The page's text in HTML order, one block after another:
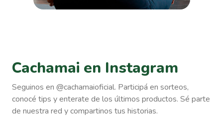
Cachamai en Instagram
Seguinos en @cachamaioficial. Participá en sorteos,
conocé tips y enterate de los últimos productos. Sé parte
de nuestra red y compartinos tus historias.